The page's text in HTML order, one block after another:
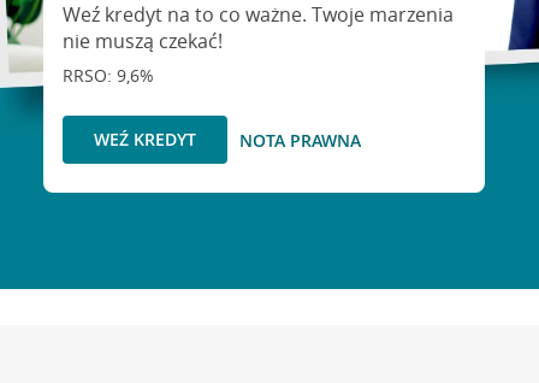
Weź kredyt na to co ważne. Twoje marzenia
nie muszą czekać!
RRSO: 9,6%
WEŹ KREDYT NOTA PRAWNA